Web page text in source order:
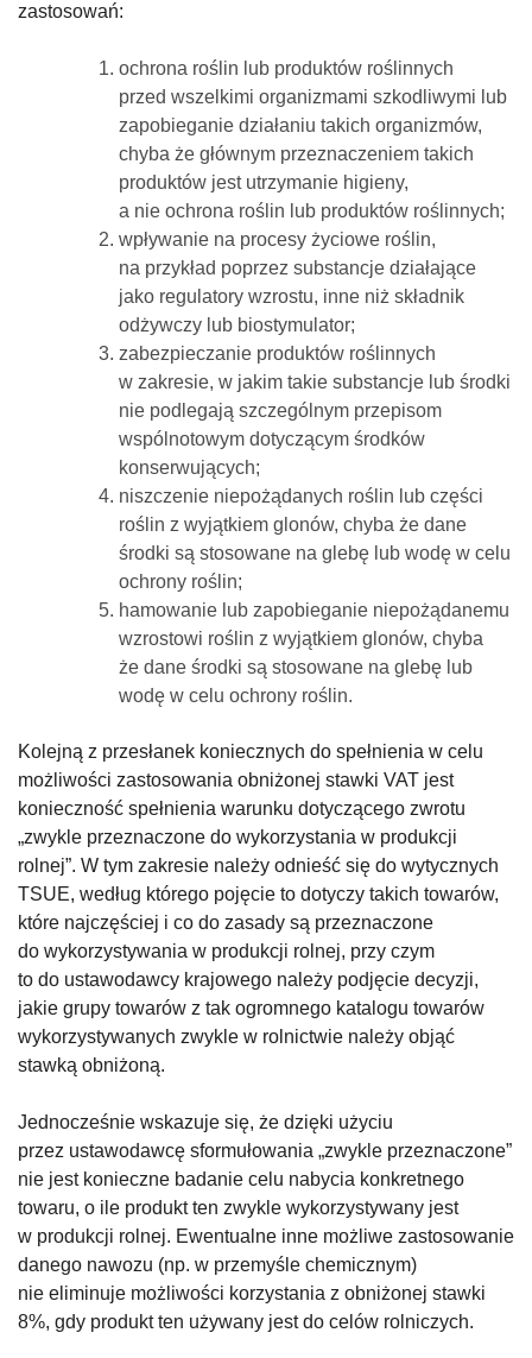
zastosowań:
ochrona roślin lub produktów roślinnych
przed wszelkimi organizmami szkodliwymi lub
zapobieganie działaniu takich organizmów,
chyba że głównym przeznaczeniem takich
produktów jest utrzymanie higieny,
a nie ochrona roślin lub produktów roślinnych;
wpływanie na procesy życiowe roślin,
na przykład poprzez substancje działające
jako regulatory wzrostu, inne niż składnik
odżywczy lub biostymulator;
zabezpieczanie produktów roślinnych
w zakresie, w jakim takie substancje lub środki
nie podlegają szczególnym przepisom
wspólnotowym dotyczącym środków
konserwujących;
niszczenie niepożądanych roślin lub części
roślin z wyjątkiem glonów, chyba że dane
środki są stosowane na glebę lub wodę w celu
ochrony roślin;
hamowanie lub zapobieganie niepożądanemu
wzrostowi roślin z wyjątkiem glonów, chyba
że dane środki są stosowane na glebę lub
wodę w celu ochrony roślin.
Kolejną z przesłanek koniecznych do spełnienia w celu
możliwości zastosowania obniżonej stawki VAT jest
konieczność spełnienia warunku dotyczącego zwrotu
„zwykle przeznaczone do wykorzystania w produkcji
rolnej”. W tym zakresie należy odnieść się do wytycznych
TSUE, według którego pojęcie to dotyczy takich towarów,
które najczęściej i co do zasady są przeznaczone
do wykorzystywania w produkcji rolnej, przy czym
to do ustawodawcy krajowego należy podjęcie decyzji,
jakie grupy towarów z tak ogromnego katalogu towarów
wykorzystywanych zwykle w rolnictwie należy objąć
stawką obniżoną.
Jednocześnie wskazuje się, że dzięki użyciu
przez ustawodawcę sformułowania „zwykle przeznaczone”
nie jest konieczne badanie celu nabycia konkretnego
towaru, o ile produkt ten zwykle wykorzystywany jest
w produkcji rolnej. Ewentualne inne możliwe zastosowanie
danego nawozu (np. w przemyśle chemicznym)
nie eliminuje możliwości korzystania z obniżonej stawki
8%, gdy produkt ten używany jest do celów rolniczych.